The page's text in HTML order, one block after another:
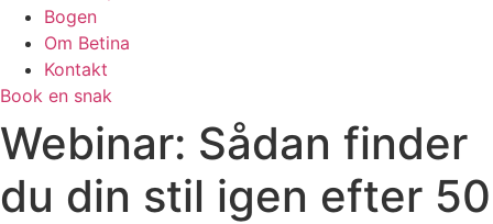
Bogen
Om Betina
Kontakt
Book en snak
Webinar: Sådan finder
du din stil igen efter 50